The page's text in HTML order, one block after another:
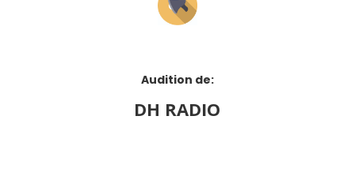
Audition de:
DH RADIO